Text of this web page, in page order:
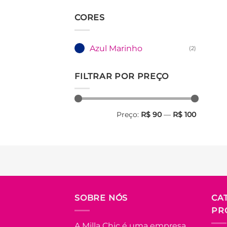
CORES
Azul Marinho (2)
FILTRAR POR PREÇO
Preço: R$ 90— R$ 100
SOBRE NÓS